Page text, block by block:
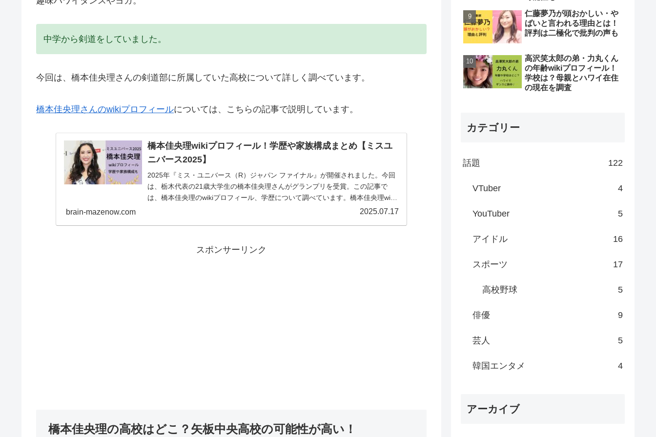
中学から剣道をしていました。
今回は、橋本佳央理さんの剣道部に所属していた高校について詳しく調べています。
橋本佳央理さんのwikiプロフィールについては、こちらの記事で説明しています。
橋本佳央理wikiプロフィール！学歴や家族構成まとめ【ミスユ
ニバース2025】
2025年『ミス・ユニバース（R）ジャパン ファイナル』が開催されました。今回
は、栃木代表の21歳大学生の橋本佳央理さんがグランプリを受賞。この記事で
は、橋本佳央理のwikiプロフィール、学歴について調べています。橋本佳央理wiki
brain-mazenow.com 2025.07.17
スポンサーリンク
橋本佳央理の高校はどこ？矢板中央高校の可能性が高い！
仁藤夢乃が頭おかしい・や
ばいと言われる理由とは！
評判は二極化で批判の声も
高沢笑太郎の弟・力丸くん
の年齢wikiプロフィール！
学校は？母親とハワイ在住
の現在を調査
カテゴリー
話題 122
VTuber 4
YouTuber 5
アイドル 16
スポーツ 17
高校野球 5
俳優 9
芸人 5
韓国エンタメ 4
アーカイブ